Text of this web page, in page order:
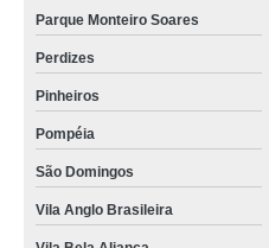
Parque Monteiro Soares
Perdizes
Pinheiros
Pompéia
São Domingos
Vila Anglo Brasileira